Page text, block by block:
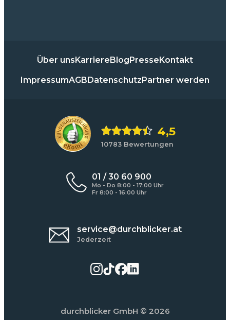
Über uns Karriere Blog Presse Kontakt
ImpressumAGB Datenschutz Partner werden
4,5
10783 Bewertungen
01 / 30 60 900
Mo - Do 8:00 - 17:00 Uhr
Fr 8:00 - 16:00 Uhr
service@durchblicker.at
Jederzeit
durchblicker GmbH © 2026